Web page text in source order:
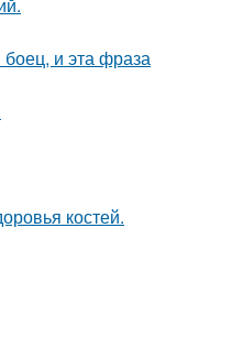
и эта фраза
костей.